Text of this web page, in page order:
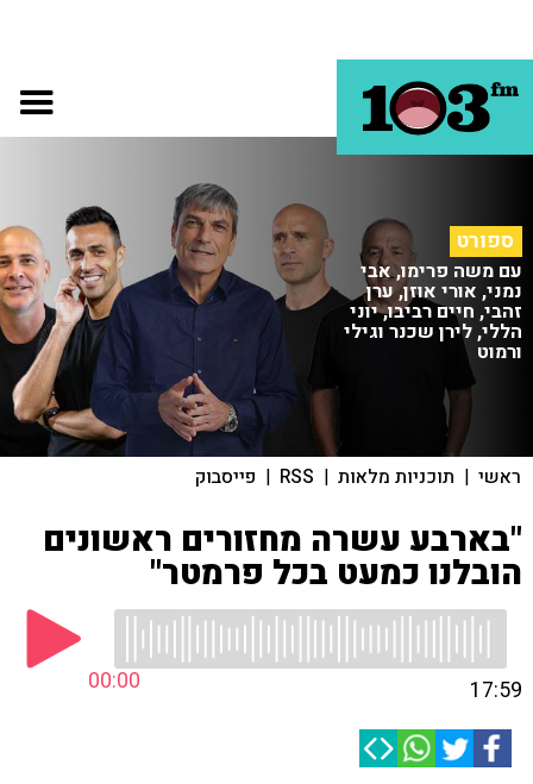
ספורט
עם משה פרימו, אבי
נמני, אורי אוזן, ערן
זהבי, חיים רביבו, יוני
הללי, לירן שכנר וגילי
ורמוט
ראשי | תוכניות מלאות |
RSS
| פייסבוק
"בארבע עשרה מחזורים ראשונים
הובלנו כמעט בכל פרמטר"
00:00 17:59